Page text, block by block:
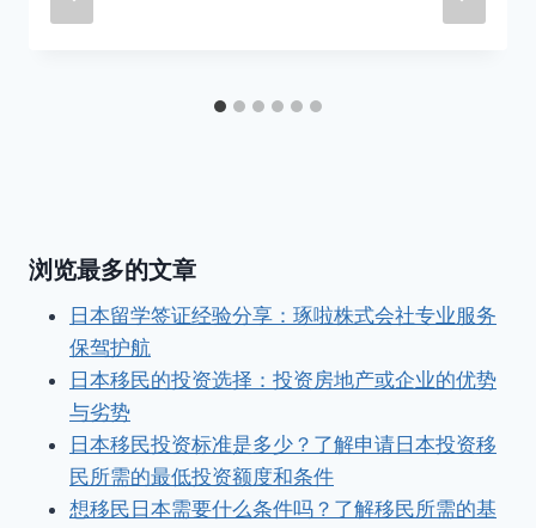
浏览最多的文章
日本留学签证经验分享：琢啦株式会社专业服务
保驾护航
日本移民的投资选择：投资房地产或企业的优势
与劣势
日本移民投资标准是多少？了解申请日本投资移
民所需的最低投资额度和条件
想移民日本需要什么条件吗？了解移民所需的基